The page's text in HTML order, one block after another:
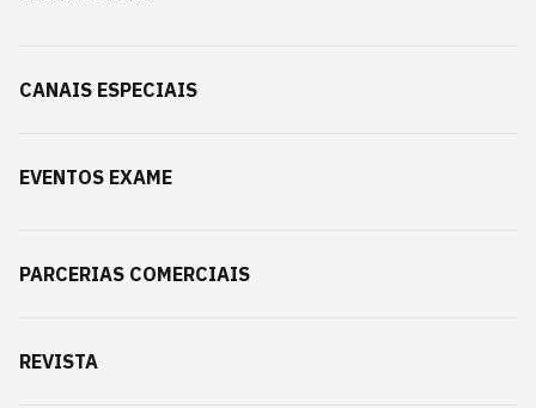
CANAIS ESPECIAIS
EVENTOS EXAME
PARCERIAS COMERCIAIS
REVISTA